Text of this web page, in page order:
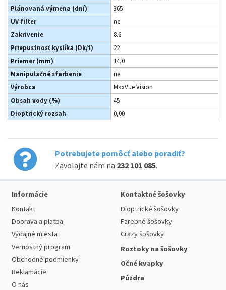
Plánovaná výmena (dní)
365
UV filter
ne
Zakrivenie
8.6
Priepustnosť kyslíka (Dk/t)
22
Priemer (mm)
14,0
Manipulačné sfarbenie
ne
Výrobca
MaxVue Vision
Obsah vody (%)
45
Dioptrický rozsah
0,00
Potrebujete pomôcť alebo poradiť?
Zavolajte nám na 232 101 085.
Informácie
Kontakt
Doprava a platba
Výdajné miesta
Vernostný program
Obchodné podmienky
Reklamácie
O nás
Kontaktné šošovky
Dioptrické šošovky
Farebné šošovky
Crazy šošovky
Roztoky na šošovky
Očné kvapky
Púzdra